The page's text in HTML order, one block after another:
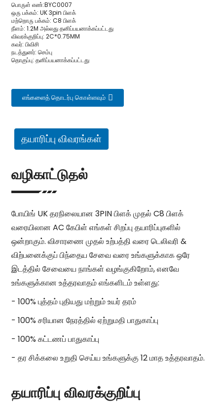
பொருள் எண்:BYC0007
ஒரு பக்கம்: UK 3pin பிளக்
மற்றொரு பக்கம்: C8 பிளக்
நீளம்: 1.2M அல்லது தனிப்பயனாக்கப்பட்டது
விவரக்குறிப்பு: 2C*0.75MM
கவர்: பிவிசி
நடத்துனர்: செம்பு
தொகுப்பு: தனிப்பயனாக்கப்பட்டது
எங்களைத் தொடர்பு கொள்ளவும்
தயாரிப்பு விவரங்கள்
வழிகாட்டுதல்
போயிங் UK தரநிலையான 3PIN பிளக் முதல் C8 பிளக்
வரையிலான AC கேபிள் எங்கள் சிறப்பு தயாரிப்புகளில்
ஒன்றாகும். விசாரணை முதல் உற்பத்தி வரை டெலிவரி &
விற்பனைக்குப் பிந்தைய சேவை வரை உங்களுக்காக ஒரே
இடத்தில் சேவையை நாங்கள் வழங்குகிறோம், எனவே
உங்களுக்கான உத்தரவாதம் எங்களிடம் உள்ளது:
- 100% புத்தம் புதியது மற்றும் உயர் தரம்
- 100% சரியான நேரத்தில் ஏற்றுமதி பாதுகாப்பு
- 100% கட்டணப் பாதுகாப்பு
- தர சிக்கலை உறுதி செய்ய உங்களுக்கு 12 மாத உத்தரவாதம்.
தயாரிப்பு விவரக்குறிப்பு